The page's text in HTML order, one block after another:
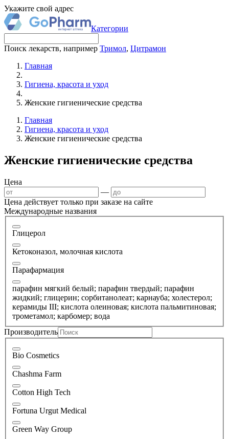
Укажите свой адрес
Категории
Поиск лекарств, например Тримол, Цитрамон
Главная
Гигиена, красота и уход
Женские гигиенические средства
Главная
Гигиена, красота и уход
Женские гигиенические средства
Женские гигиенические средства
Цена
—
Цена действует только при заказе на сайте
Международные названия
Глицерол
Кетоконазол, молочная кислота
Парафармация
парафин мягкий белый; парафин твердый; парафин
жидкий; глицерин; сорбитанолеат; карнауба; холестерол;
керамиды III; кислота олеиновая; кислота пальмитиновая;
трометамол; карбомер; вода
Производитель
Bio Cosmetics
Chashma Farm
Cotton High Tech
Fortuna Urgut Medical
Green Way Group